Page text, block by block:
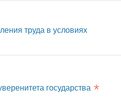
труда в условиях
государства *